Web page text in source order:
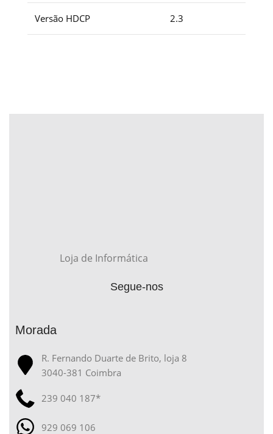
Versão HDCP 2.3
Loja de Informática
Segue-nos
Morada
R. Fernando Duarte de Brito, loja 8
3040-381 Coimbra
239 040 187*
929 069 106